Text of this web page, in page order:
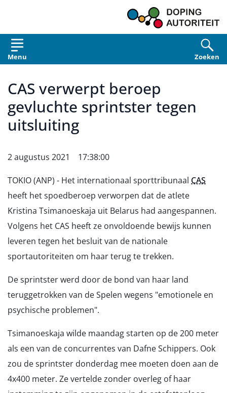
Menu Zoeken
CAS verwerpt beroep
gevluchte sprintster tegen
uitsluiting
2 augustus 2021 17:38:00
TOKIO (ANP) - Het internationaal sporttribunaal CAS
heeft het spoedberoep verworpen dat de atlete
Kristina Tsimanoeskaja uit Belarus had aangespannen.
Volgens het CAS heeft ze onvoldoende bewijs kunnen
leveren tegen het besluit van de nationale
sportautoriteiten om haar terug te trekken.
De sprintster werd door de bond van haar land
teruggetrokken van de Spelen wegens "emotionele en
psychische problemen".
Tsimanoeskaja wilde maandag starten op de 200 meter
als een van de concurrentes van Dafne Schippers. Ook
zou de sprintster donderdag mee moeten doen aan de
4x400 meter. Ze vertelde zonder overleg of haar